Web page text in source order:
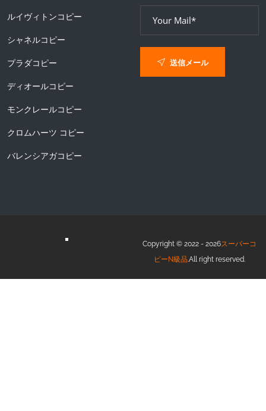
ルイヴィトンコピー
シャネルコピー
プラダコピー
ディオールコピー
モンクレールコピー
クロムハーツ コピー
バレンシアガコピー
送信メール
Copyright © 2022 - 2026スーパーコ
ピーN級品.All right reserved.